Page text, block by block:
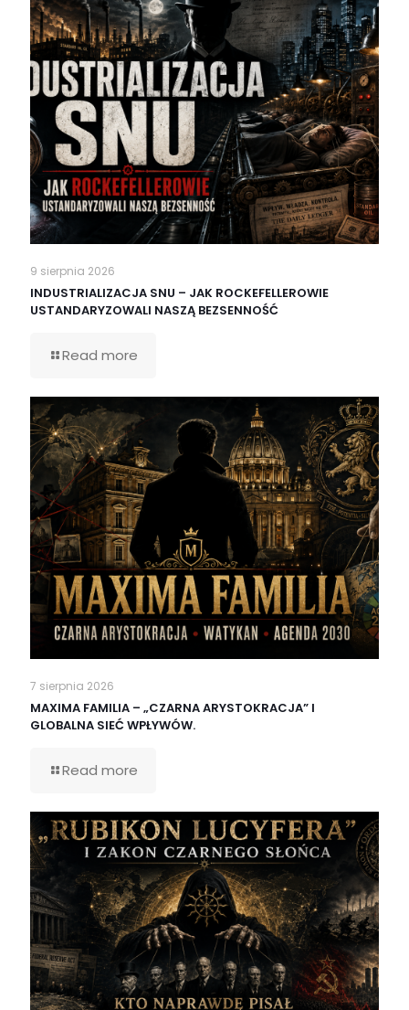
9 sierpnia 2026
INDUSTRIALIZACJA SNU – JAK ROCKEFELLEROWIE
USTANDARYZOWALI NASZĄ BEZSENNOŚĆ
Read more
7 sierpnia 2026
MAXIMA FAMILIA – „CZARNA ARYSTOKRACJA” I
GLOBALNA SIEĆ WPŁYWÓW.
Read more